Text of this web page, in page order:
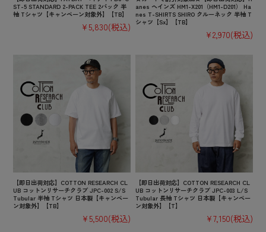
ST-5 STANDARD 2-PACK TEE 2パック 半
袖 Tシャツ【キャンペーン対象外】【TB】
¥5,830(税込)
anes ヘインズ HM1-X201（HM1-D201） Ha
nes T-SHIRTS SHIRO クルーネック 半袖 T
シャツ【Sx】【TB】
¥2,970(税込)
【即日出荷対応】COTTON RESEARCH CL
UB コットンリサーチクラブ JPC-002 S/S
Tubular 半袖 Tシャツ 日本製【キャンペー
ン対象外】【TB】
¥5,500(税込)
【即日出荷対応】COTTON RESEARCH CL
UB コットンリサーチクラブ JPC-003 L/S
Tubular 長袖 Tシャツ 日本製【キャンペー
ン対象外】【T】
¥7,150(税込)